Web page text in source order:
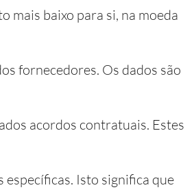
mais baixo para si, na moeda
fornecedores. Os dados são
acordos contratuais. Estes
específicas. Isto significa que